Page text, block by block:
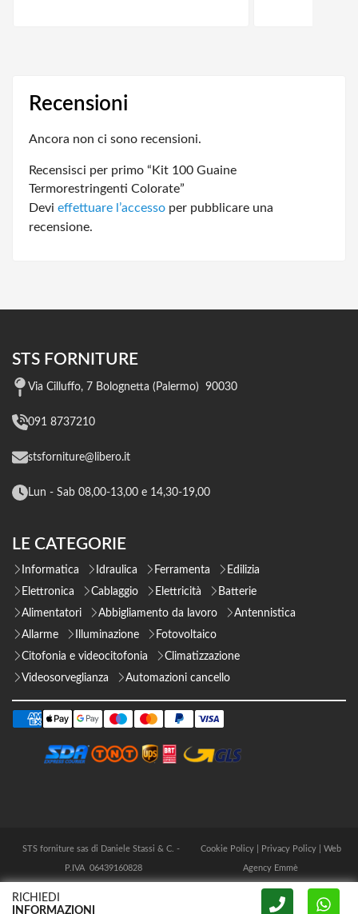
Recensioni
Ancora non ci sono recensioni.
Recensisci per primo “Kit 100 Guaine
Termorestringenti Colorate”
Devi effettuare l’accesso per pubblicare una
recensione.
STS FORNITURE
Via Cilluffo, 7 Bolognetta (Palermo) 90030
091 8737210
stsforniture@libero.it
Lun - Sab 08,00-13,00 e 14,30-19,00
LE CATEGORIE
Informatica Idraulica Ferramenta
Edilizia
Elettronica
Cablaggio Elettricità
Batterie
Alimentatori
Abbigliamento da lavoro
Antennistica
Allarme
Illuminazione
Fotovoltaico
Citofonia e videocitofonia
Climatizzazione
Videosorveglianza
Automazioni cancello
STS forniture sas di Daniele Stassi & C. -
P.IVA 06439160828
Cookie Policy| Privacy Policy| Web
Agency Emmè
RICHIEDI
INFORMAZIONI